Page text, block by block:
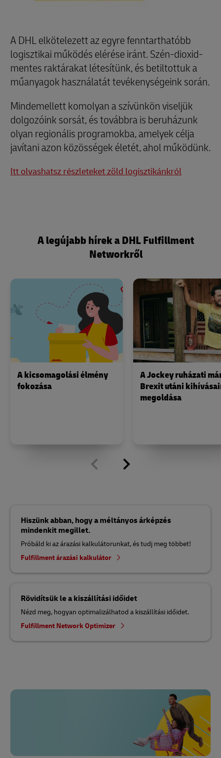
A DHL elkötelezett az egyre fenntarthatóbb
logisztikai működés elérése iránt. Szén-dioxid-
mentes raktárakat létesítünk, és betiltottuk a
műanyagok használatát tevékenységeink során.
Mindemellett komolyan a szívünkön viseljük
dolgozóink sorsát, és továbbra is beruházunk
olyan regionális programokba, amelyek célja
javítani azon közösségek életét, ahol működünk.
Itt olvashatsz részleteket zöld logisztikánkról
A legújabb hírek a DHL Fulfillment
Networkről
A kicsomagolási élmény
fokozása
A Jockey ruházati
Brexit utáni
megoldása
Hiszünk abban, hogy a méltányos árképzés
mindenkit megillet.
Próbáld ki az árazási kalkulátorunkat, és tudj meg többet!
Fulfillment árazási kalkulátor
Rövidítsük le a kiszállítási időidet
Nézd meg, hogyan optimalizálhatod a kiszállítási időidet.
Fulfillment Network Optimizer